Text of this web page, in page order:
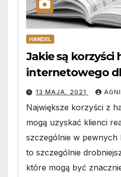
HANDEL
Jakie są korzyści
internetowego
13 MAJA, 2021
Największe korzyści z
mogą uzyskać klienci
szczególnie w
to szczególnie
które mogą być